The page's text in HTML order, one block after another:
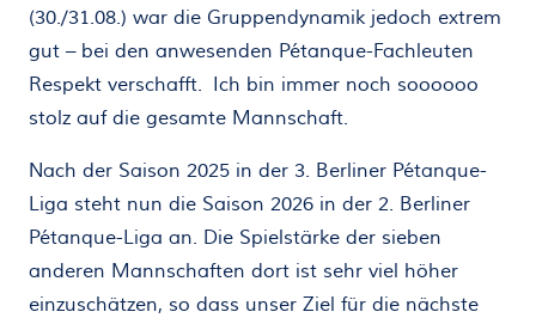
(30./31.08.) war die Gruppendynamik jedoch extrem
gut – bei den anwesenden Pétanque-Fachleuten
Respekt verschafft. Ich bin immer noch soooooo
stolz auf die gesamte Mannschaft.
Nach der Saison 2025 in der 3. Berliner Pétanque-
Liga steht nun die Saison 2026 in der 2. Berliner
Pétanque-Liga an. Die Spielstärke der sieben
anderen Mannschaften dort ist sehr viel höher
einzuschätzen, so dass unser Ziel für die nächste